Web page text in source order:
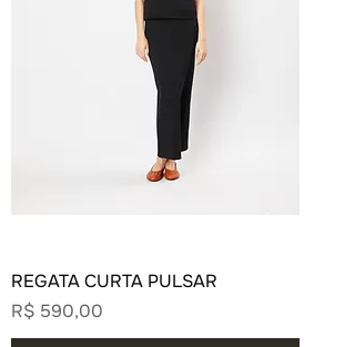
REGATA CURTA PULSAR
Preço
R$ 590,00